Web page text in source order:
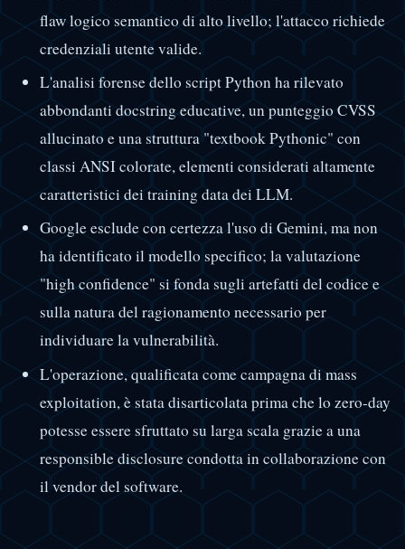
flaw logico semantico di alto livello; l'attacco richiede
credenziali utente valide.
L'analisi forense dello script Python ha rilevato
abbondanti docstring educative, un punteggio CVSS
allucinato e una struttura "textbook Pythonic" con
classi ANSI colorate, elementi considerati altamente
caratteristici dei training data dei LLM.
Google esclude con certezza l'uso di Gemini, ma non
ha identificato il modello specifico; la valutazione
"high confidence" si fonda sugli artefatti del codice e
sulla natura del ragionamento necessario per
individuare la vulnerabilità.
L'operazione, qualificata come campagna di mass
exploitation, è stata disarticolata prima che lo zero-day
potesse essere sfruttato su larga scala grazie a una
responsible disclosure condotta in collaborazione con
il vendor del software.